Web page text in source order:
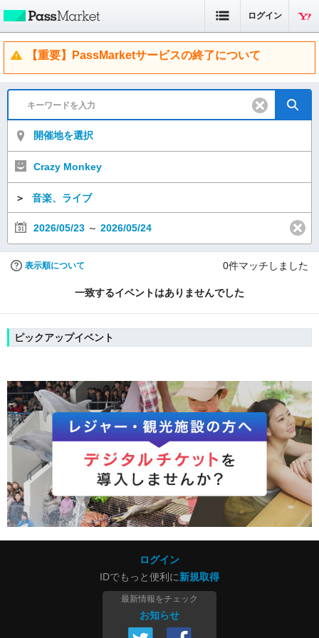
ログイン
【重要】PassMarketサービスの終了について
開催地を選択
Crazy Monkey
＞ 音楽、ライブ
2026/05/23 ～ 2026/05/24
表示順について 0件マッチしました
一致するイベントはありませんでした
ピックアップイベント
ログイン
IDでもっと便利に新規取得
最新情報をチェック
お知らせ